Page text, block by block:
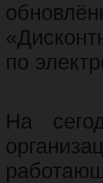
по
На